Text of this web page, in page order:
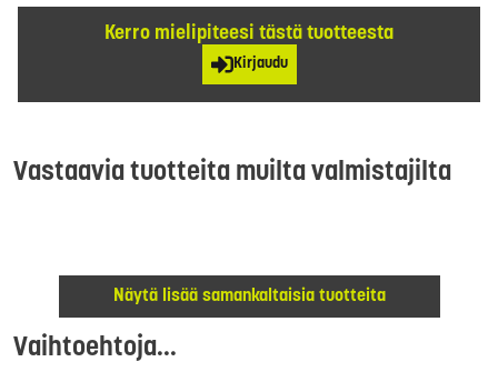
Kerro mielipiteesi tästä tuotteesta
Kirjaudu
Vastaavia tuotteita muilta valmistajilta
Näytä lisää samankaltaisia tuotteita
Vaihtoehtoja...